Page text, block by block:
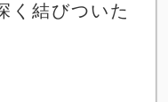
く結びついた